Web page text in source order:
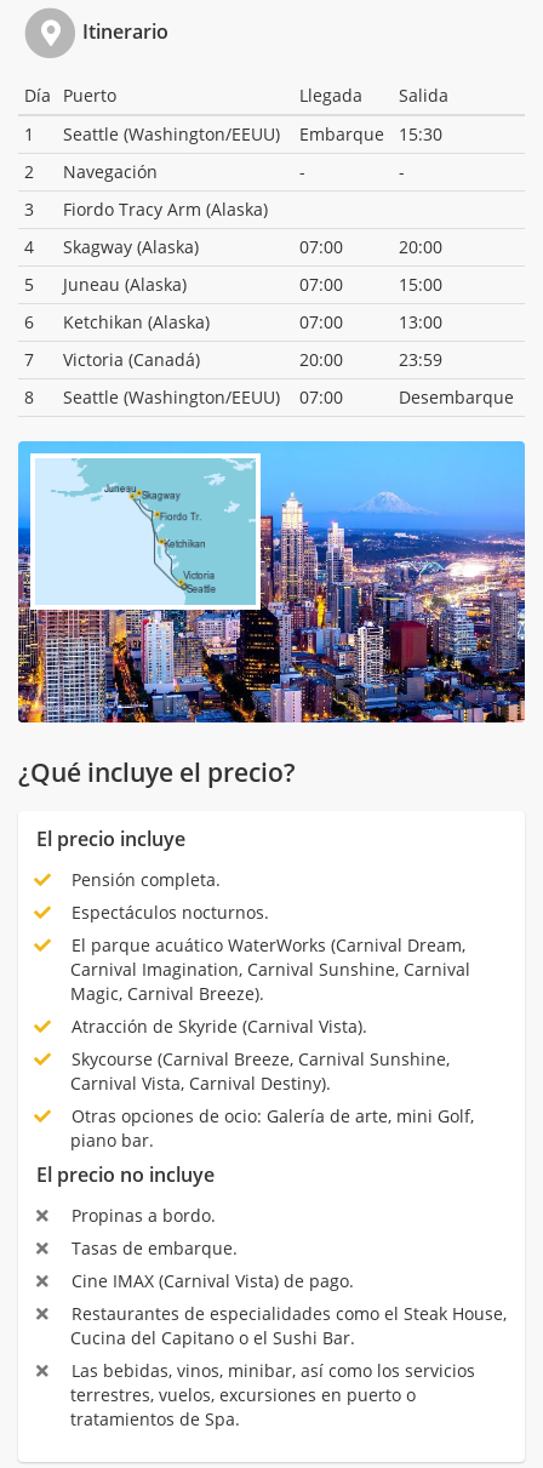
Itinerario
Día Puerto Llegada
Salida
1
Seattle (Washington/EEUU) Embarque
15:30
2
Navegación -
-
3
Fiordo Tracy Arm (Alaska)
4
Skagway (Alaska) 07:00
20:00
5
Juneau (Alaska) 07:00
15:00
6
Ketchikan (Alaska) 07:00
13:00
7
Victoria (Canadá) 20:00
23:59
8
Seattle (Washington/EEUU) 07:00 Desembarque
¿Qué incluye el precio?
El precio incluye
Pensión completa.
Espectáculos nocturnos.
El parque acuático WaterWorks (Carnival Dream,
Carnival Imagination, Carnival Sunshine, Carnival
Magic, Carnival Breeze).
Atracción de Skyride (Carnival Vista).
Skycourse (Carnival Breeze, Carnival Sunshine,
Carnival Vista, Carnival Destiny).
Otras opciones de ocio: Galería de arte, mini Golf,
piano bar.
El precio no incluye
Propinas a bordo.
Tasas de embarque.
Cine IMAX (Carnival Vista) de pago.
Restaurantes de especialidades como el Steak House,
Cucina del Capitano o el Sushi Bar.
Las bebidas, vinos, minibar, así como los servicios
terrestres, vuelos, excursiones en puerto o
tratamientos de Spa.